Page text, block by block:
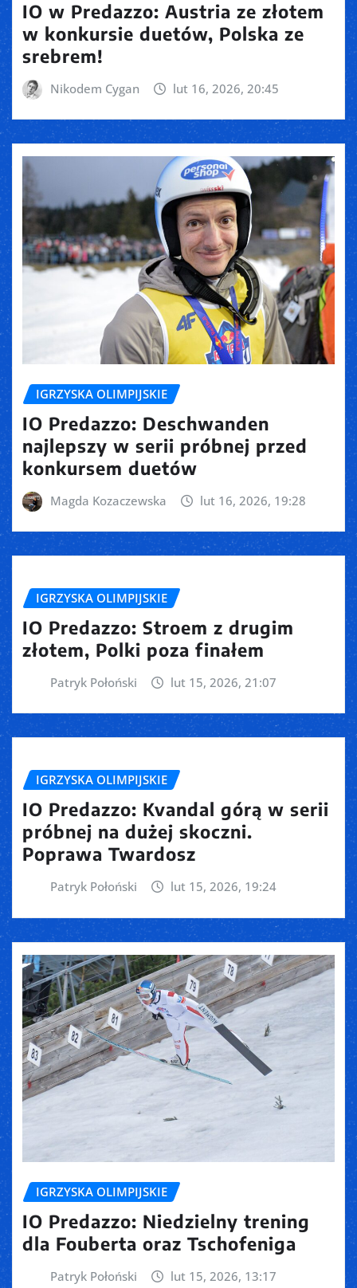
IO w Predazzo: Austria ze złotem
w konkursie duetów, Polska ze
srebrem!
Nikodem Cygan lut 16, 2026, 20:45
IGRZYSKA OLIMPIJSKIE
IO Predazzo: Deschwanden
najlepszy w serii próbnej przed
konkursem duetów
Magda Kozaczewska lut 16, 2026, 19:28
IGRZYSKA OLIMPIJSKIE
IO Predazzo: Stroem z drugim
złotem, Polki poza finałem
Patryk Połoński lut 15, 2026, 21:07
IGRZYSKA OLIMPIJSKIE
IO Predazzo: Kvandal górą w serii
próbnej na dużej skoczni.
Poprawa Twardosz
Patryk Połoński lut 15, 2026, 19:24
IGRZYSKA OLIMPIJSKIE
IO Predazzo: Niedzielny trening
dla Fouberta oraz Tschofeniga
Patryk Połoński lut 15, 2026, 13:17